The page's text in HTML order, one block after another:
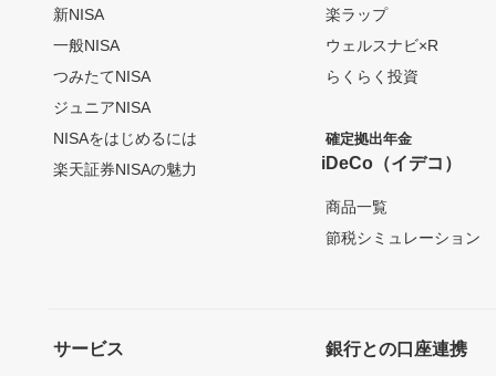
新NISA
一般NISA
つみたてNISA
ジュニアNISA
NISAをはじめるには
楽天証券NISAの魅力
楽ラップ
ウェルスナビ×R
らくらく投資
確定拠出年金
iDeCo（イデコ）
商品一覧
節税シミュレーション
サービス 銀行との口座連携